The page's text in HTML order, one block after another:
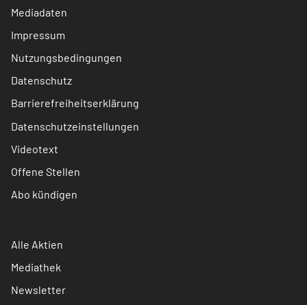
Mediadaten
Impressum
Nutzungsbedingungen
Datenschutz
Barrierefreiheitserklärung
Datenschutzeinstellungen
Videotext
Offene Stellen
Abo kündigen
Alle Aktien
Mediathek
Newsletter